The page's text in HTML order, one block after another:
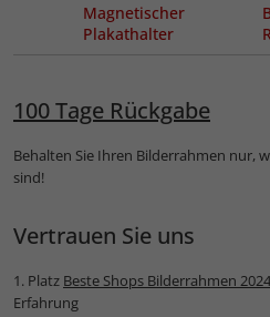
Magnetischer
Plakathalter
100 Tage Rückgabe
Behalten Sie Ihren Bilderrahmen nur,
sind!
Vertrauen Sie uns
1. Platz Beste Shops Bilderrahmen 2024
Erfahrung